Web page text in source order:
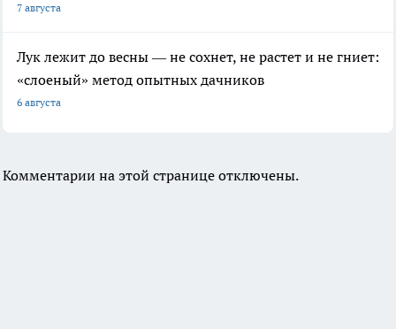
7 августа
Лук лежит до весны — не сохнет, не растет и не гниет:
«слоеный» метод опытных дачников
6 августа
Комментарии на этой странице отключены.